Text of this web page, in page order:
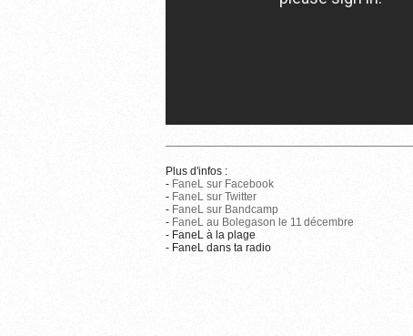
Plus d'infos :
- FaneL sur Facebook
- FaneL sur Twitter
- FaneL sur Bandcamp
- FaneL au Bolegason le 11 décembre
- FaneL à la plage
- FaneL dans ta radio